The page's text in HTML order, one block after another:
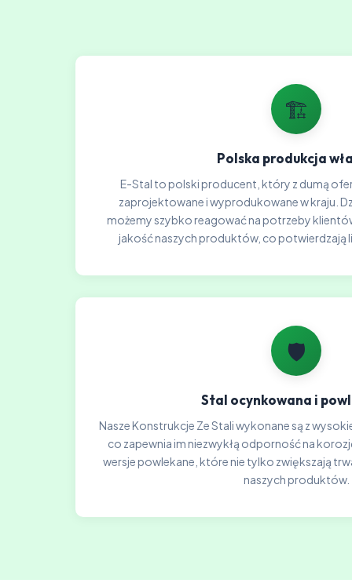
🏗️
Polska produkcja
E-Stal to polski producent, który z dumą
zaprojektowane i wyprodukowane w kraju.
możemy szybko reagować na potrzeby
jakość naszych produktów, co potwierdzają
🛡️
Stal ocynkowana i
Nasze Konstrukcje Ze Stali wykonane są z
co zapewnia im niezwykłą odporność na
wersje powlekane, które nie tylko zwiększają
naszych produktów.